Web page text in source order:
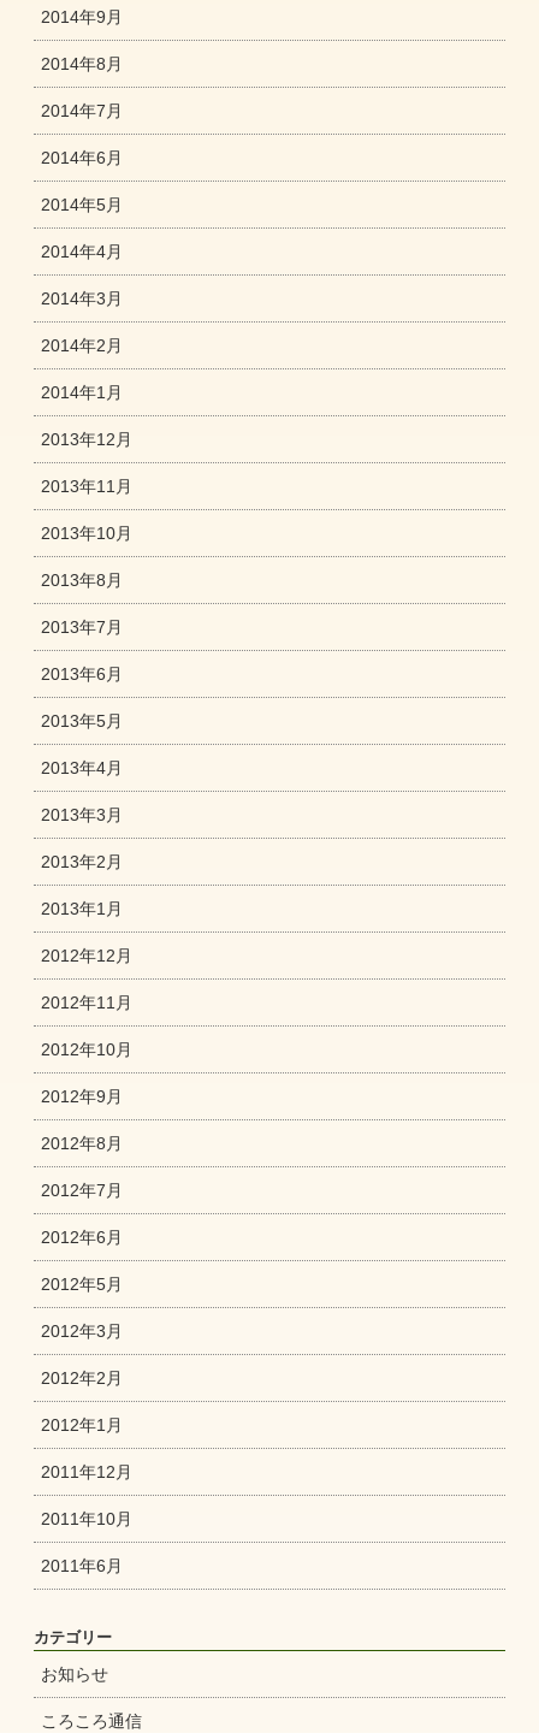
2014年9月
2014年8月
2014年7月
2014年6月
2014年5月
2014年4月
2014年3月
2014年2月
2014年1月
2013年12月
2013年11月
2013年10月
2013年8月
2013年7月
2013年6月
2013年5月
2013年4月
2013年3月
2013年2月
2013年1月
2012年12月
2012年11月
2012年10月
2012年9月
2012年8月
2012年7月
2012年6月
2012年5月
2012年3月
2012年2月
2012年1月
2011年12月
2011年10月
2011年6月
カテゴリー
お知らせ
ころころ通信